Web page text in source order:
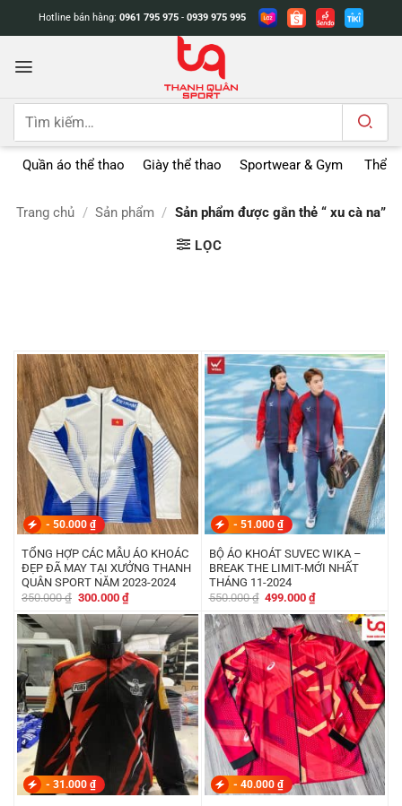
dung
Hotline bán hàng: 0961 795 975 - 0939 975 995
Tìm
Quần áo thể thao Giày thể thao Sportwear & Gym Thể
Trang chủ / Sản phẩm / Sản phẩm được gắn thẻ “ xu cà na”
LỌC
- 50.000 ₫
TỔNG HỢP CÁC MẪU ÁO KHOÁC
ĐẸP ĐÃ MAY TẠI XƯỞNG THANH
QUÂN SPORT NĂM 2023-2024
350.000₫ Giá
là:
350.000 ₫.
300.000 ₫Giá
hiện
tại
là:
300.000 ₫.
- 51.000 ₫
BỘ ÁO KHOÁT SUVEC WIKA –
BREAK THE LIMIT-MỚI NHẤT
THÁNG 11-2024
550.000₫ Giá
là:
550.000 ₫.
499.000₫Giá
tại
là:
499.000 ₫.
- 31.000 ₫ - 40.000 ₫